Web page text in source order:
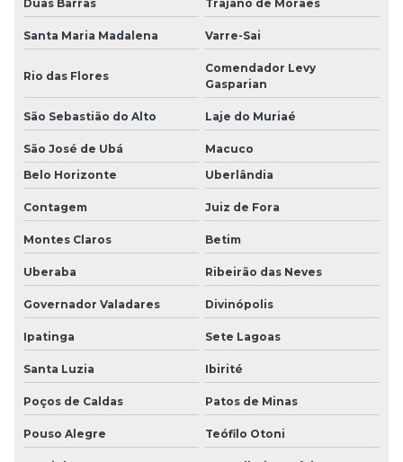
Duas Barras Trajano de Moraes
Santa Maria Madalena Varre-Sai
Rio das Flores
Comendador Levy
Gasparian
São Sebastião do Alto Laje do Muriaé
São José de Ubá
Macuco
Belo Horizonte
Uberlândia
Contagem Juiz de Fora
Montes Claros Betim
Uberaba Ribeirão das Neves
Governador Valadares Divinópolis
Ipatinga Sete Lagoas
Santa Luzia Ibirité
Poços de Caldas Patos de Minas
Pouso Alegre Teófilo Otoni